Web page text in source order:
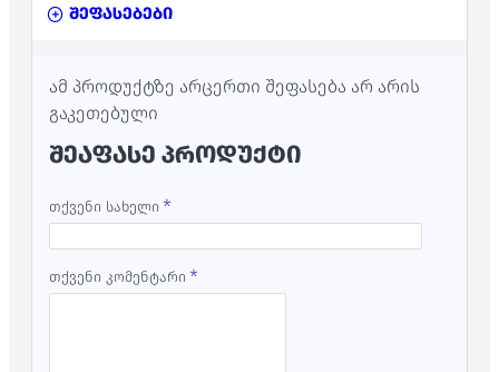
შეფასებები
ამ პროდუქტზე არცერთი შეფასება არ არის
გაკეთებული
ᲨᲔᲐᲤᲐᲡᲔ ᲞᲠᲝᲓᲣᲥᲢᲘ
თქვენი სახელი
თქვენი კომენტარი